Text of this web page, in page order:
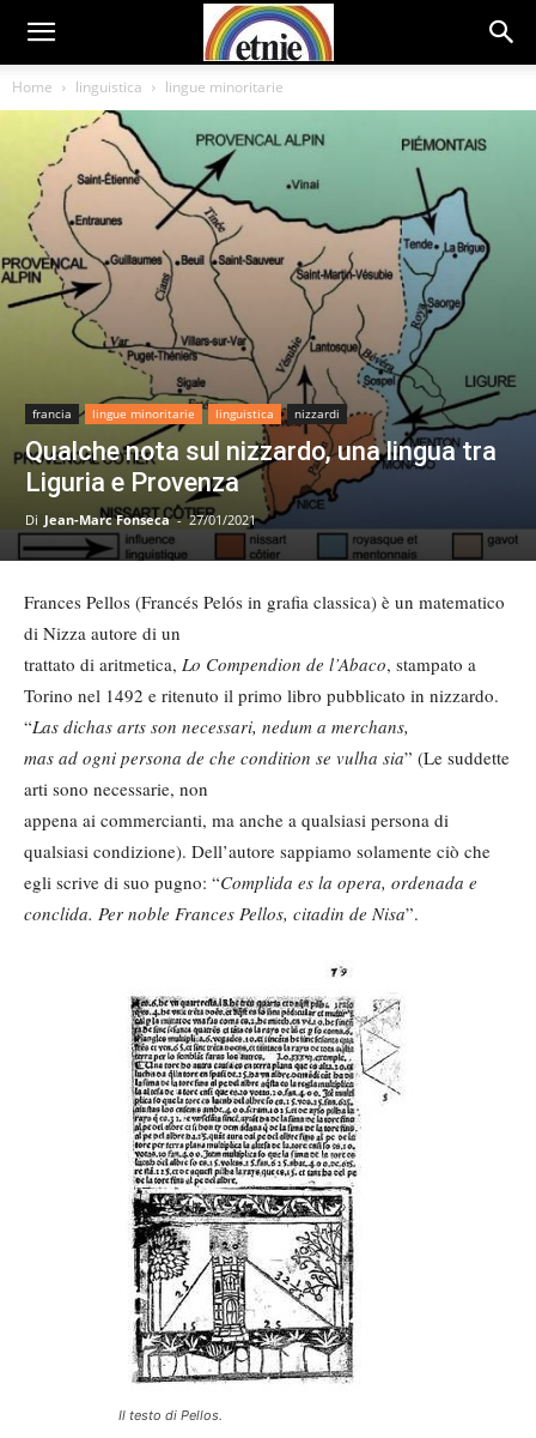
Home linguistica lingue minoritarie
francia lingue minoritarie linguistica nizzardi
Qualche nota sul nizzardo, una lingua tra
Liguria e Provenza
Di Jean-Marc Fonseca - 27/01/2021
Frances Pellos (Francés Pelós in grafia classica) è un matematico
di Nizza autore di un
trattato di aritmetica, Lo Compendion de l’Abaco, stampato a
Torino nel 1492 e ritenuto il primo libro pubblicato in nizzardo.
“Las dichas arts son necessari, nedum a merchans,
mas ad ogni persona de che condition se vulha sia” (Le suddette
arti sono necessarie, non
appena ai commercianti, ma anche a qualsiasi persona di
qualsiasi condizione). Dell’autore sappiamo solamente ciò che
egli scrive di suo pugno: “Complida es la opera, ordenada e
conclida. Per noble Frances Pellos, citadin de Nisa”.
Il testo di Pellos.